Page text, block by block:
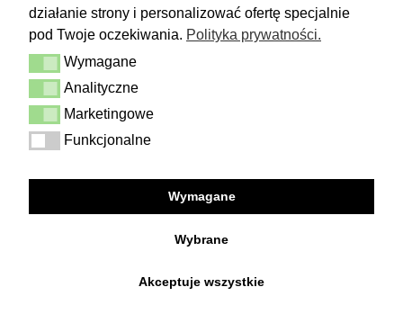
działanie strony i personalizować ofertę specjalnie
pod Twoje oczekiwania. Polityka prywatności.
Wymagane
Wymagane
Analityczne
Analityczne
Marketingowe
Marketingowe
Funkcjonalne
Funkcjonalne
Wymagane
Wybrane
Akceptuje wszystkie
decyzji i spokojne rozważenie zakupu.
Więcej
Dostawa i zwrot
Kontakt
Regulamin
Polityka prywatności